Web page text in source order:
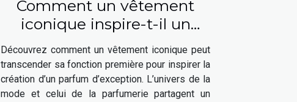
Comment un vêtement
iconique inspire-t-il un
parfum élégant ?
Découvrez comment un vêtement iconique peut
transcender sa fonction première pour inspirer la
création d’un parfum d’exception. L’univers de la
mode et celui de la parfumerie partagent un